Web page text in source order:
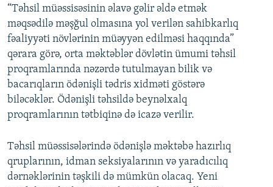
“Təhsil müəssisəsinin əlavə gəlir əldə etmək
məqsədilə məşğul olmasına yol verilən sahibkarlıq
fəaliyyəti növlərinin müəyyən edilməsi haqqında”
qərara görə, orta məktəblər dövlətin ümumi təhsil
proqramlarında nəzərdə tutulmayan bilik və
bacarıqların ödənişli tədris xidməti göstərə
biləcəklər. Ödənişli təhsildə beynəlxalq
proqramlarının tətbiqinə də icazə verilir.
Təhsil müəssisələrində ödənişlə məktəbə hazırlıq
qruplarının, idman seksiyalarının və yaradıcılıq
dərnəklərinin təşkili də mümkün olacaq. Yeni